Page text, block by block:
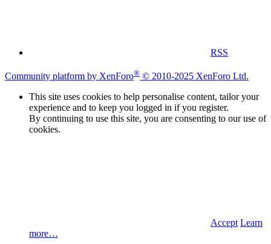
RSS
Community platform by XenForo® © 2010-2025 XenForo Ltd.
This site uses cookies to help personalise content, tailor your
experience and to keep you logged in if you register.
By continuing to use this site, you are consenting to our use of
cookies.
Accept Learn
more…